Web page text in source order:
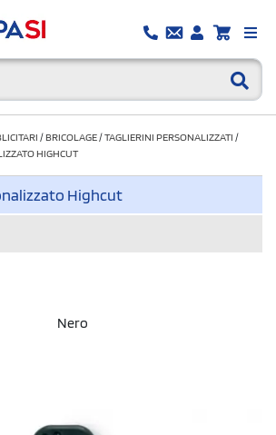
/BRICOLAGE/TAGLIERINI PERSONALIZZATI /
HIGHCUT
Highcut
Nero